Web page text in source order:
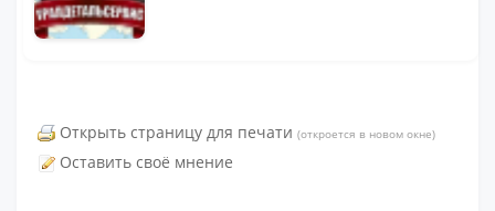
Открыть страницу для печати (откроется в новом окне)
Оставить своё мнение